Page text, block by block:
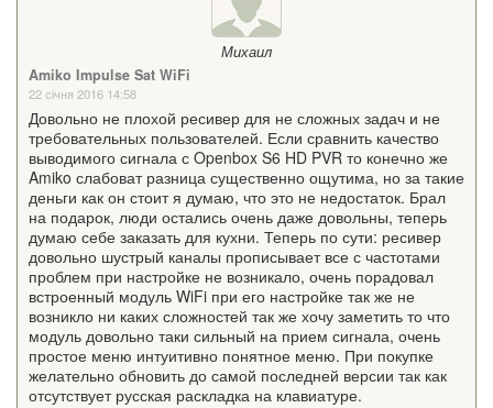
Михаил
Amiko Impulse Sat WiFi
22 січня 2016 14:58
Довольно не плохой ресивер для не сложных задач и не
требовательных пользователей. Если сравнить качество
выводимого сигнала с Openbox S6 HD PVR то конечно же
Amiko слабоват разница существенно ощутима, но за такие
деньги как он стоит я думаю, что это не недостаток. Брал
на подарок, люди остались очень даже довольны, теперь
думаю себе заказать для кухни. Теперь по сути: ресивер
довольно шустрый каналы прописывает все с частотами
проблем при настройке не возникало, очень порадовал
встроенный модуль WiFi при его настройке так же не
возникло ни каких сложностей так же хочу заметить то что
модуль довольно таки сильный на прием сигнала, очень
простое меню интуитивно понятное меню. При покупке
желательно обновить до самой последней версии так как
отсутствует русская раскладка на клавиатуре.